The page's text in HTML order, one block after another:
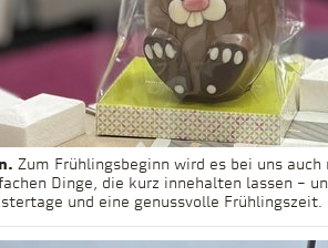
Zum Frühlingsbeginn wird es bei uns
Dinge, die kurz innehalten lassen –
und eine genussvolle Frühlingszeit.